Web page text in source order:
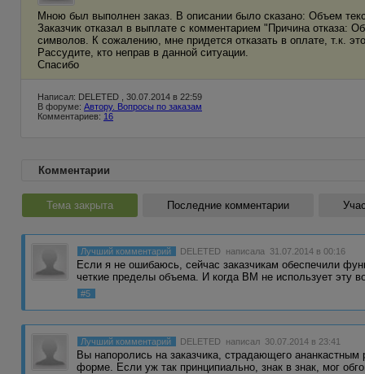
Мною был выполнен заказ. В описании было сказано: Объем
Заказчик отказал в выплате с комментарием "Причина отказа:
символов. К сожалению, мне придется отказать в оплате, т.к.
Рассудите, кто неправ в данной ситуации.
Спасибо
Написал: DELETED , 30.07.2014 в 22:59
В форуме: Автору. Вопросы по заказам
Комментариев: 16
Комментарии
Тема закрыта Последние комментарии
Лучший комментарий DELETED написала 31.07.2014 в 00:16
Если я не ошибаюсь, сейчас заказчикам обеспечили
четкие пределы объема. И когда ВМ не использует эту
#5
Лучший комментарий DELETED написал 30.07.2014 в 23:41
Вы напоролись на заказчика, страдающего
форме. Если уж так принципиально, знак в знак, мог